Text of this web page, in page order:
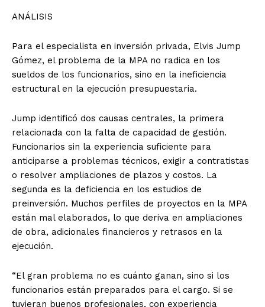
ANÁLISIS
Para el especialista en inversión privada, Elvis Jump
Gómez, el problema de la MPA no radica en los
sueldos de los funcionarios, sino en la ineficiencia
estructural en la ejecución presupuestaria.
Jump identificó dos causas centrales, la primera
relacionada con la falta de capacidad de gestión.
Funcionarios sin la experiencia suficiente para
anticiparse a problemas técnicos, exigir a contratistas
o resolver ampliaciones de plazos y costos. La
segunda es la deficiencia en los estudios de
preinversión. Muchos perfiles de proyectos en la MPA
están mal elaborados, lo que deriva en ampliaciones
de obra, adicionales financieros y retrasos en la
ejecución.
“El gran problema no es cuánto ganan, sino si los
funcionarios están preparados para el cargo. Si se
tuvieran buenos profesionales, con experiencia